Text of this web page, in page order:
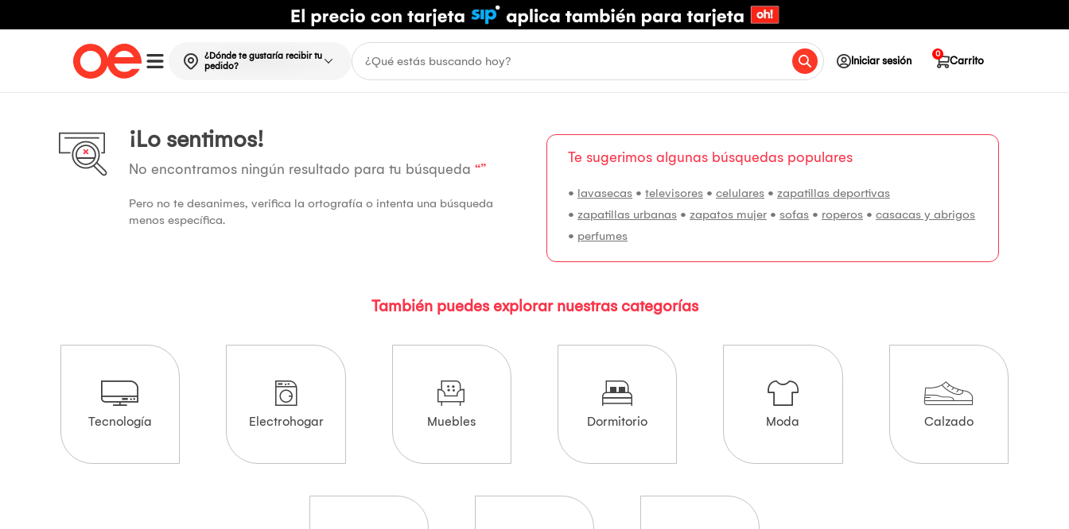
¿Dónde te gustaría recibir tu
pedido?
Iniciar sesión Carrito
0
¡Lo sentimos!
No encontramos ningún resultado para tu búsqueda “”
Pero no te desanimes, verifica la ortografía o intenta una búsqueda
menos específica.
Te sugerimos algunas búsquedas populares
• lavasecas • televisores • celulares • zapatillas deportivas
• zapatillas urbanas • zapatos mujer • sofas • roperos • casacas y abrigos
• perfumes
También puedes explorar nuestras categorías
Tecnología Electrohogar Muebles Dormitorio Moda Calzado